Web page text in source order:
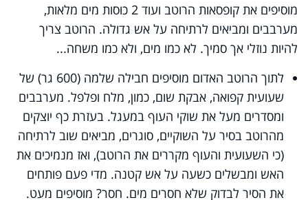
מוסיפים את קופסאות הרוטב ועוד 2 כוסות מים מלאות,
מערבבים ומביאים לרתיחה על אש גדולה. הרוטב צריך
להיות נוזלי אך סמיך. לא כמו מים, ולא כמו משחה...
לתוך הרוטב האדום מוסיפים חבילה שלמה (600 גר) של
שעועית קפואה, אבקת שום, כמון, מלח ופלפל. מערבבים
ומסדרים מעל את שוקי העוף במעגל. בעזרת כף יוצקים
מהרוטב בסיר על השוקיים, סוגרים, מביאים שוב לרתיחה
(כי השעועית והעוף מקררים את הרוטב), ואז מנמיכים את
האש ומבשלים כשעה על אש קטנה. מדי פעם פותחים
את הסיר לבדוק שלא חסרים מים. חסר? מוסיפים מעט.